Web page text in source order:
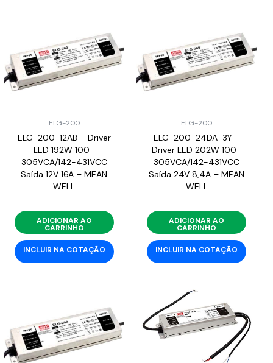
ELG-200
ELG-200-12AB – Driver
LED 192W 100-
305VCA/142-431VCC
Saída 12V 16A – MEAN
WELL
ADICIONAR AO
CARRINHO
INCLUIR NA COTAÇÃO
ELG-200
ELG-200-24DA-3Y –
Driver LED 202W 100-
305VCA/142-431VCC
Saída 24V 8,4A – MEAN
WELL
ADICIONAR AO
CARRINHO
INCLUIR NA COTAÇÃO